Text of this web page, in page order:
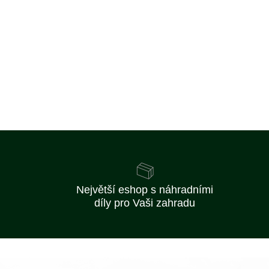
Největší eshop s náhradními
díly pro Vaši zahradu